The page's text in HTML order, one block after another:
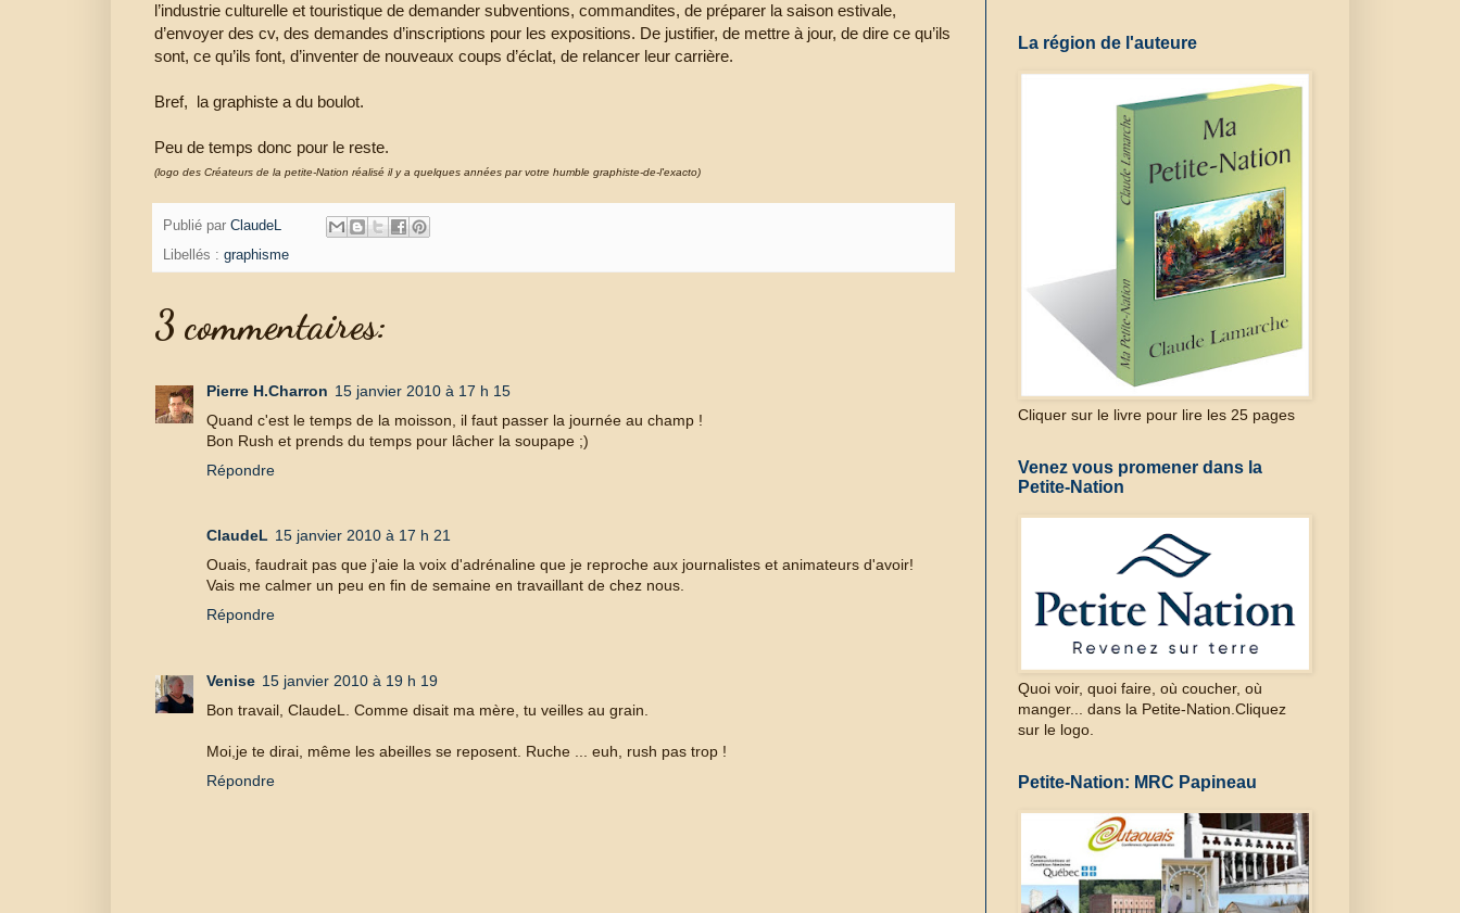
l’industrie culturelle et touristique de demander subventions, commandites, de préparer la saison estivale,
d’envoyer des cv, des demandes d’inscriptions pour les expositions. De justifier, de mettre à jour, de dire ce qu’ils
sont, ce qu’ils font, d’inventer de nouveaux coups d’éclat, de relancer leur carrière.
Bref, la graphiste a du boulot.
Peu de temps donc pour le reste.
(logo des Créateurs de la petite-Nation réalisé il y a quelques années par votre humble graphiste-de-l'exacto)
Publié par ClaudeL
Libellés : graphisme
3 commentaires:
Pierre H.Charron 15 janvier 2010 à 17 h 15
Quand c'est le temps de la moisson, il faut passer la journée au champ !
Bon Rush et prends du temps pour lâcher la soupape ;)
Répondre
ClaudeL 15 janvier 2010 à 17 h 21
Ouais, faudrait pas que j'aie la voix d'adrénaline que je reproche aux journalistes et animateurs d'avoir!
Vais me calmer un peu en fin de semaine en travaillant de chez nous.
Répondre
Venise 15 janvier 2010 à 19 h 19
Bon travail, ClaudeL. Comme disait ma mère, tu veilles au grain.
Moi,je te dirai, même les abeilles se reposent. Ruche ... euh, rush pas trop !
Répondre
La région de l'auteure
Cliquer sur le livre pour lire les 25 pages
Venez vous promener dans la
Petite-Nation
Quoi voir, quoi faire, où coucher, où
manger... dans la Petite-Nation.Cliquez
sur le logo.
Petite-Nation: MRC Papineau